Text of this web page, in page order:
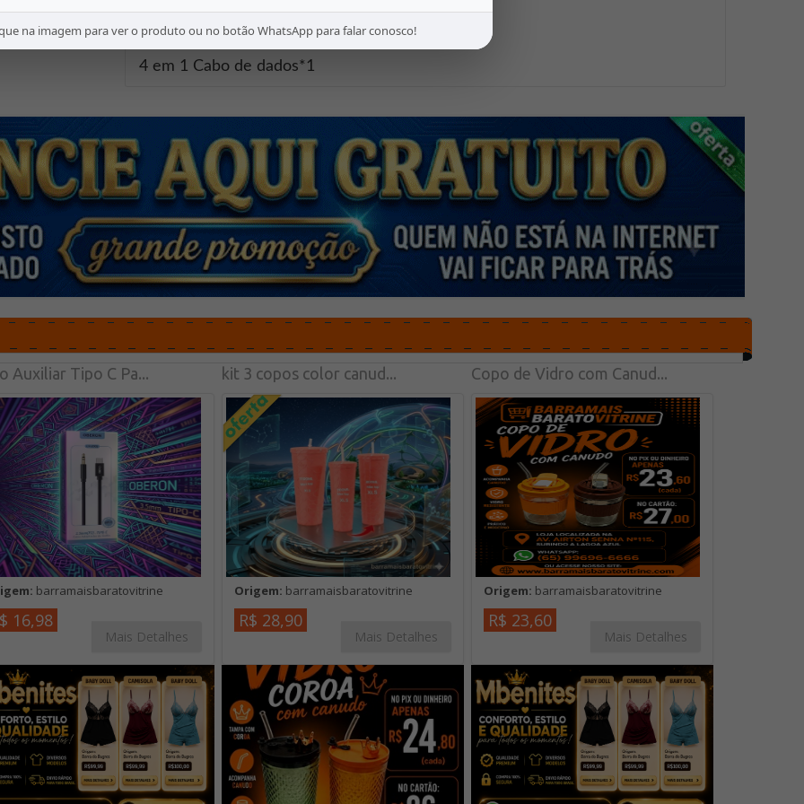
na imagem para ver o produto ou no botão WhatsApp para falar conosco!
Lista de embalagem:
4 em 1 Cabo de dados*1
Auxiliar Tipo C Pa...
barramaisbaratovitrine
16,98
Mais Detalhes
kit 3 copos color canud...
Origem: barramaisbaratovitrine
R$ 28,90
Mais Detalhes
Copo de Vidro com Canud...
Origem: barramaisbaratovitrine
R$ 23,60
Mais Detalhes